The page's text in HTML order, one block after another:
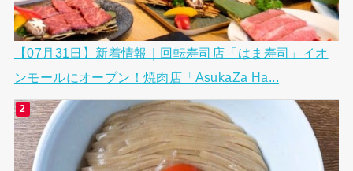
【07月31日】新着情報｜回転寿司店「はま寿司」イオ
ンモールにオープン！焼肉店「AsukaZa Ha...